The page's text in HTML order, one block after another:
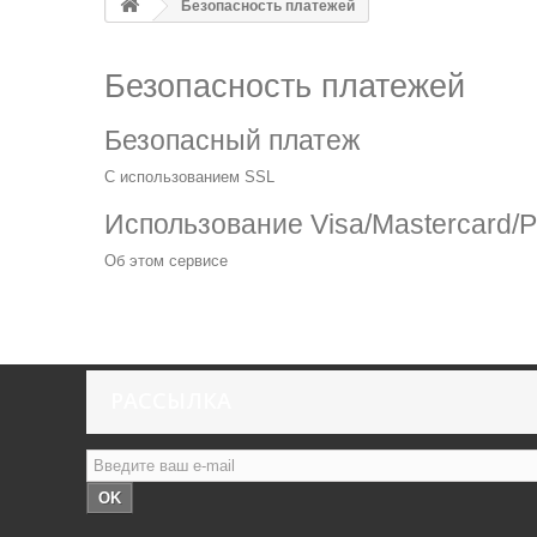
Безопасность платежей
Безопасность платежей
Безопасный платеж
С использованием SSL
Использование Visa/Mastercard/
Об этом сервисе
OK